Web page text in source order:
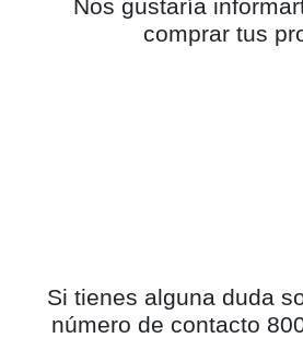
Nos gustaría
comprar tus
Si tienes alguna duda
número de contacto